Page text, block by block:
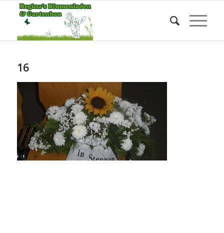
Blog - Die aktuellsten Neuigkeiten
Sie befinden sich hier: Startseite
16